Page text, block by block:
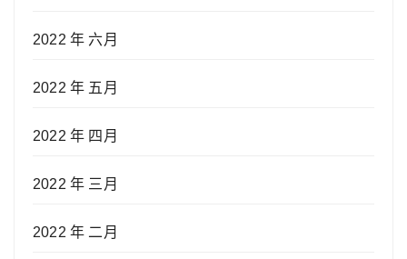
2022 年 六月
2022 年 五月
2022 年 四月
2022 年 三月
2022 年 二月